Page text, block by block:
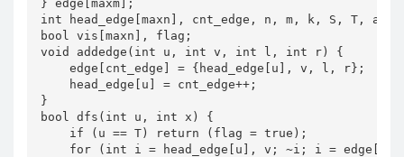
} edge[maxm];
int head_edge[maxn], cnt_edge, n, m, k, S, T,
bool vis[maxn], flag;
void addedge(int u, int v, int l, int r) {
    edge[cnt_edge] = {head_edge[u], v, l, r};
    head_edge[u] = cnt_edge++;
}
bool dfs(int u, int x) {
    if (u == T) return (flag = true);
for (int i = head_edge[u], v; ~i; i =